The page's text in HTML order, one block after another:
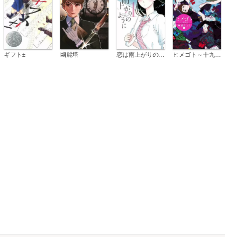
ギフト± 幽麗塔 ヒメゴト～十九歳の制服～